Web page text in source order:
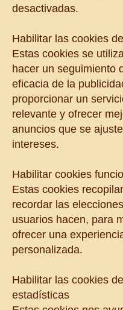
desactivadas.
Habilitar las cookies
Estas cookies se
hacer un seguimiento
eficacia de la
proporcionar un
relevante y ofrecer
anuncios que se
intereses.
Habilitar cookies
Estas cookies
recordar las
usuarios hacen, para
ofrecer una
personalizada.
Habilitar las cookies de
estadísticas